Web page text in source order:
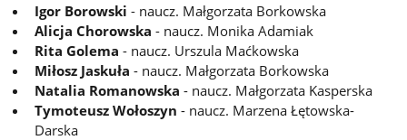
Igor Borowski- naucz. Małgorzata Borkowska
Alicja Chorowska- naucz. Monika Adamiak
Rita Golema- naucz. Urszula Maćkowska
Miłosz Jaskuła- naucz. Małgorzata Borkowska
Natalia Romanowska - naucz. Małgorzata Kasperska
Tymoteusz Wołoszyn- naucz. Marzena Łętowska-
Darska